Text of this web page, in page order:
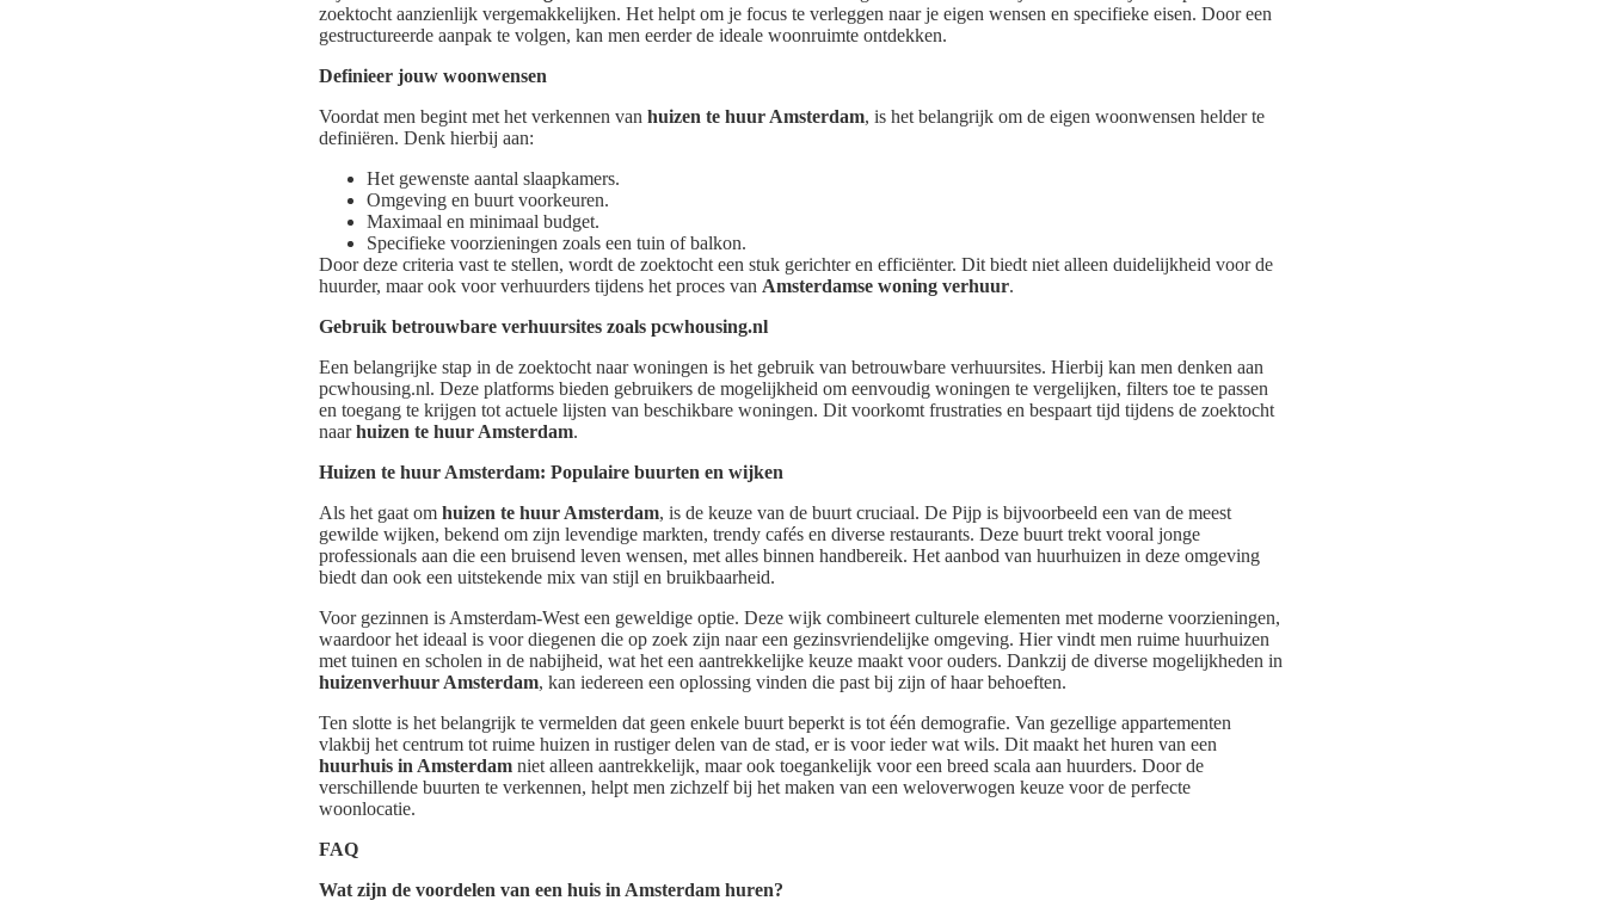
zoektocht aanzienlijk vergemakkelijken. Het helpt om je focus te verleggen naar je eigen wensen en specifieke eisen. Door een
gestructureerde aanpak te volgen, kan men eerder de ideale woonruimte ontdekken.
Definieer jouw woonwensen
Voordat men begint met het verkennen van huizen te huur Amsterdam, is het belangrijk om de eigen woonwensen helder te
definiëren. Denk hierbij aan:
Het gewenste aantal slaapkamers.
Omgeving en buurt voorkeuren.
Maximaal en minimaal budget.
Specifieke voorzieningen zoals een tuin of balkon.
Door deze criteria vast te stellen, wordt de zoektocht een stuk gerichter en efficiënter. Dit biedt niet alleen duidelijkheid voor de
huurder, maar ook voor verhuurders tijdens het proces van Amsterdamse woning verhuur.
Gebruik betrouwbare verhuursites zoals pcwhousing.nl
Een belangrijke stap in de zoektocht naar woningen is het gebruik van betrouwbare verhuursites. Hierbij kan men denken aan
pcwhousing.nl. Deze platforms bieden gebruikers de mogelijkheid om eenvoudig woningen te vergelijken, filters toe te passen
en toegang te krijgen tot actuele lijsten van beschikbare woningen. Dit voorkomt frustraties en bespaart tijd tijdens de zoektocht
naarhuizen te huur Amsterdam.
Huizen te huur Amsterdam: Populaire buurten en wijken
Als het gaat om huizen te huur Amsterdam, is de keuze van de buurt cruciaal. De Pijp is bijvoorbeeld een van de meest
gewilde wijken, bekend om zijn levendige markten, trendy cafés en diverse restaurants. Deze buurt trekt vooral jonge
professionals aan die een bruisend leven wensen, met alles binnen handbereik. Het aanbod van huurhuizen in deze omgeving
biedt dan ook een uitstekende mix van stijl en bruikbaarheid.
Voor gezinnen is Amsterdam-West een geweldige optie. Deze wijk combineert culturele elementen met moderne voorzieningen,
waardoor het ideaal is voor diegenen die op zoek zijn naar een gezinsvriendelijke omgeving. Hier vindt men ruime huurhuizen
met tuinen en scholen in de nabijheid, wat het een aantrekkelijke keuze maakt voor ouders. Dankzij de diverse mogelijkheden in
huizenverhuur Amsterdam, kan iedereen een oplossing vinden die past bij zijn of haar behoeften.
Ten slotte is het belangrijk te vermelden dat geen enkele buurt beperkt is tot één demografie. Van gezellige appartementen
vlakbij het centrum tot ruime huizen in rustiger delen van de stad, er is voor ieder wat wils. Dit maakt het huren van een
huurhuis in Amsterdam niet alleen aantrekkelijk, maar ook toegankelijk voor een breed scala aan huurders. Door de
verschillende buurten te verkennen, helpt men zichzelf bij het maken van een weloverwogen keuze voor de perfecte
woonlocatie.
FAQ
Wat zijn de voordelen van een huis in Amsterdam huren?